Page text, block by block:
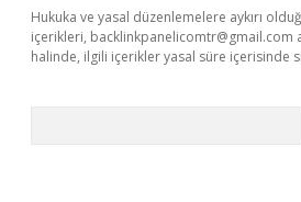
Hukuka ve yasal düzenlemelere aykırı
içerikleri, backlinkpanelicomtr@gmail.com
halinde, ilgili içerikler yasal süre içerisinde